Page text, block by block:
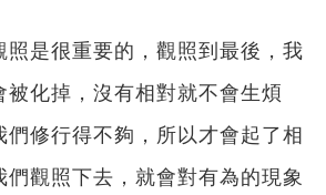
照是很重要的，觀照到最後，我
被化掉，沒有相對就不會生煩
修行得不夠，所以才會起了相
們觀照下去，就會對有為的現象